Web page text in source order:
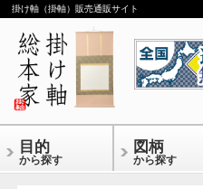
掛け軸（掛軸）販売通販サイト
目的
から探す
図柄
から探す